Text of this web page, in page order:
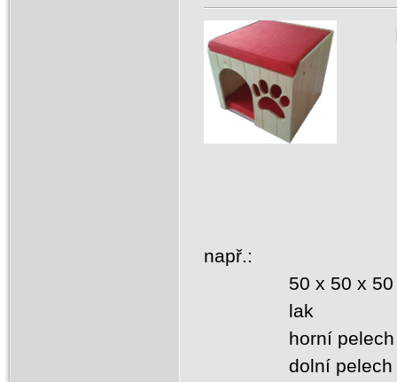
např.:
50 x 50 x 50
lak
horní
dolní pelech